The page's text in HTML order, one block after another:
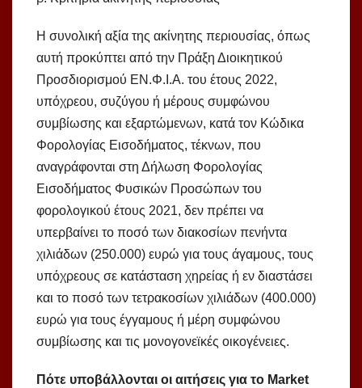
Η συνολική αξία της ακίνητης περιουσίας, όπως
αυτή προκύπτει από την Πράξη Διοικητικού
Προσδιορισμού ΕΝ.Φ.Ι.Α. του έτους 2022,
υπόχρεου, συζύγου ή μέρους συμφώνου
συμβίωσης και εξαρτώμενων, κατά τον Κώδικα
Φορολογίας Εισοδήματος, τέκνων, που
αναγράφονται στη Δήλωση Φορολογίας
Εισοδήματος Φυσικών Προσώπων του
φορολογικού έτους 2021, δεν πρέπει να
υπερβαίνει το ποσό των διακοσίων πενήντα
χιλιάδων (250.000) ευρώ για τους άγαμους, τους
υπόχρεους σε κατάσταση χηρείας ή εν διαστάσει
και το ποσό των τετρακοσίων χιλιάδων (400.000)
ευρώ για τους έγγαμους ή μέρη συμφώνου
συμβίωσης και τις μονογονεϊκές οικογένειες.
Πότε υποβάλλονται οι αιτήσεις για το Market